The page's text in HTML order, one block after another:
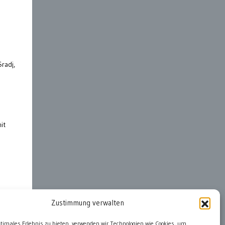
Zustimmung verwalten
Erlebnis zu bieten, verwenden wir Technologien wie Cookies, um